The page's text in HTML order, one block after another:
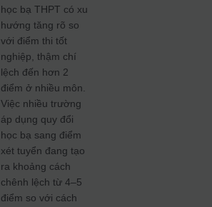
học bạ THPT có xu
hướng tăng rõ so
với điểm thi tốt
nghiệp, thậm chí
lệch đến hơn 2
điểm ở nhiều môn.
Việc nhiều trường
áp dụng quy đổi
học bạ sang điểm
xét tuyển đang tạo
ra khoảng cách
chênh lệch từ 4–5
điểm so với cách